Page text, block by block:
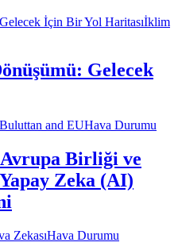
İklim
Gelecek
Hava Durumu
Birliği ve
Zeka (AI)
Hava Durumu